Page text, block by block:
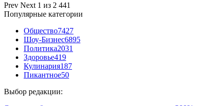
Prev Next 1 из 2 441
Популярные категории
Общество7427
Шоу-Бизнес6895
Политика2031
Здоровье419
Кулинария187
Пикантное50
Выбор редакции: